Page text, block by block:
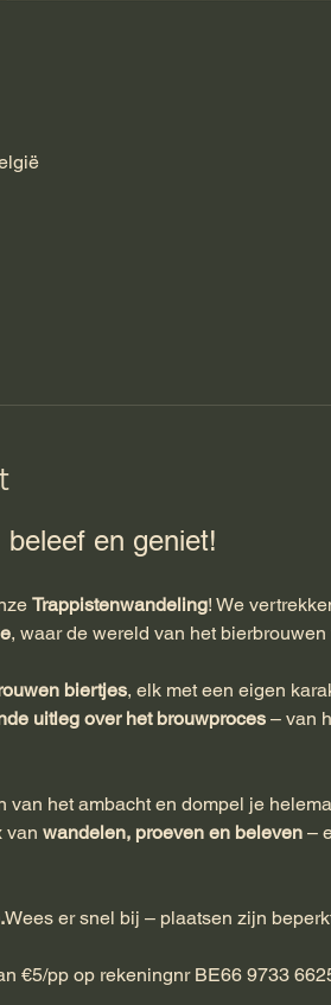
beleef en geniet!
Trappistenwandeling! We
, waar de wereld van het bierbrouwen
biertjes, elk met een eigen
uitleg over het brouwproces – van
het ambacht en dompel je
van wandelen, proeven en beleven –
Wees er snel bij – plaatsen zijn
€5/pp op rekeningnr BE66 9733